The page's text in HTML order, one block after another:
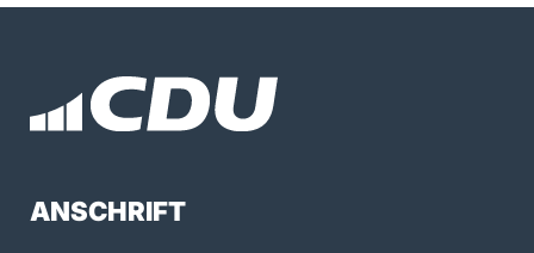
ANSCHRIFT